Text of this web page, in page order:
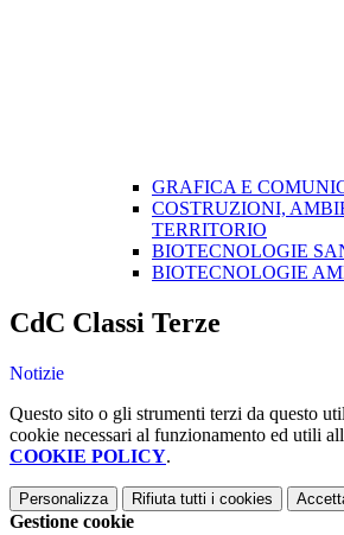
GRAFICA E
COSTRUZIONI,
TERRITORIO
BIOTECNOLOGIE
BIOTECNOLOGIE
CdC Classi Terze
Notizie
Questo sito o gli strumenti terzi da questo
cookie necessari al funzionamento ed utili
COOKIE POLICY.
Personalizza Rifiuta tutti i cookies
Gestione cookie